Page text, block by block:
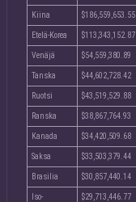
Kiina $186,559,653.55
Etelä-Korea $113,343,152.87
Venäjä $54,559,380.89
Tanska $44,602,728.42
Ruotsi $43,519,529.88
Ranska $38,867,764.93
Kanada $34,420,509.68
Saksa $33,503,379.44
Brasilia $30,857,440.14
Iso-
$29,713,446.77